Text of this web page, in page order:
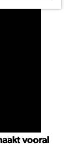
vooral